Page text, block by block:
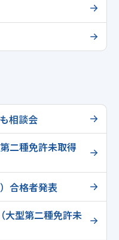
相談会
二種免許未取得
合格者発表
大型第二種免許未